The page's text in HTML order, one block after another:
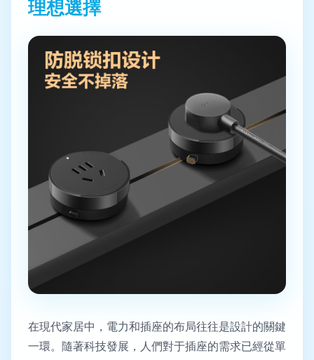
理想選擇
在現代家居中，電力和插座的布局往往是設計的關鍵
一環。隨著科技發展，人們對于插座的需求已經從單